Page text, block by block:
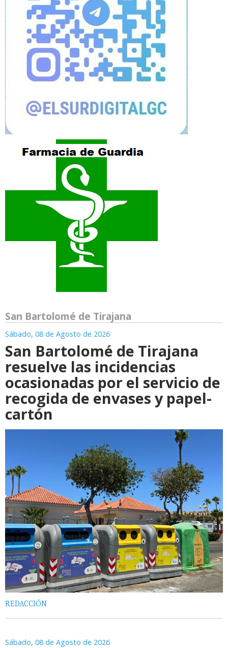
San Bartolomé de Tirajana
Sábado, 08 de Agosto de 2026
San Bartolomé de Tirajana
resuelve las incidencias
ocasionadas por el servicio de
recogida de envases y papel-
cartón
REDACCIÓN
Sábado, 08 de Agosto de 2026